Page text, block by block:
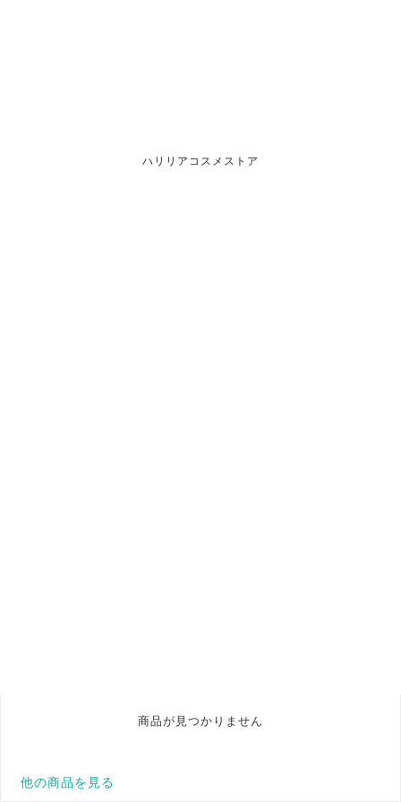
ハリリアコスメストア
商品が見つかりません
他の商品を見る